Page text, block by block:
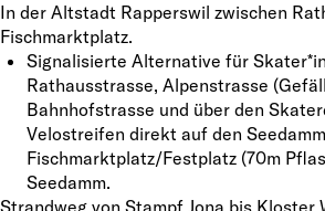
In der Altstadt Rapperswil zwischen
Fischmarktplatz.
Signalisierte Alternative für
Rathausstrasse, Alpenstrasse
Bahnhofstrasse und über den
Velostreifen direkt auf den
Fischmarktplatz/Festplatz (70m
Seedamm.